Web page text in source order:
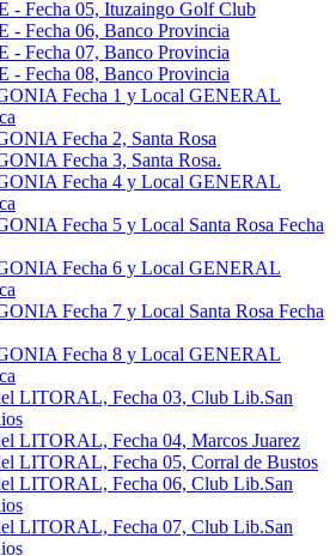
- Fecha 05, Ituzaingo Golf Club
- Fecha 06, Banco Provincia
- Fecha 07, Banco Provincia
- Fecha 08, Banco Provincia
Fecha 1 y Local GENERAL
Fecha 2, Santa Rosa
Fecha 3, Santa Rosa.
Fecha 4 y Local GENERAL
Fecha 5 y Local Santa Rosa Fecha
Fecha 6 y Local GENERAL
Fecha 7 y Local Santa Rosa Fecha
Fecha 8 y Local GENERAL
LITORAL, Fecha 03, Club Lib.San
LITORAL, Fecha 04, Marcos Juarez
LITORAL, Fecha 05, Corral de Bustos
LITORAL, Fecha 06, Club Lib.San
LITORAL, Fecha 07, Club Lib.San